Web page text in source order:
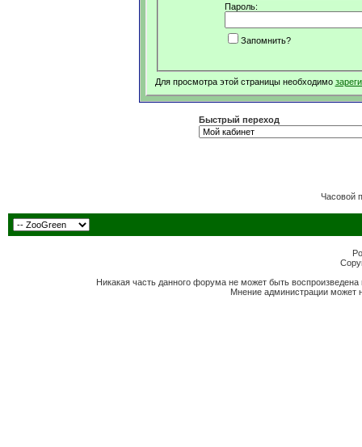
Пароль:
Запомнить?
Для просмотра этой страницы необходимо
Быстрый переход
Часовой
Никакая часть данного форума не может быть
Мнение администрации может